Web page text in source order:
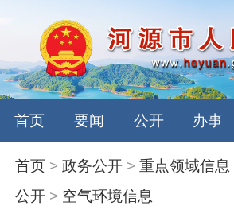
首页 要闻 公开 办事
首页 >政务公开 >重点领域信息
公开 > 空气环境信息